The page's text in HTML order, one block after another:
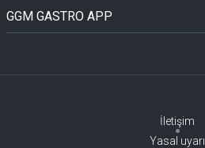
GGM GASTRO APP
İletişim
Yasal uyarı